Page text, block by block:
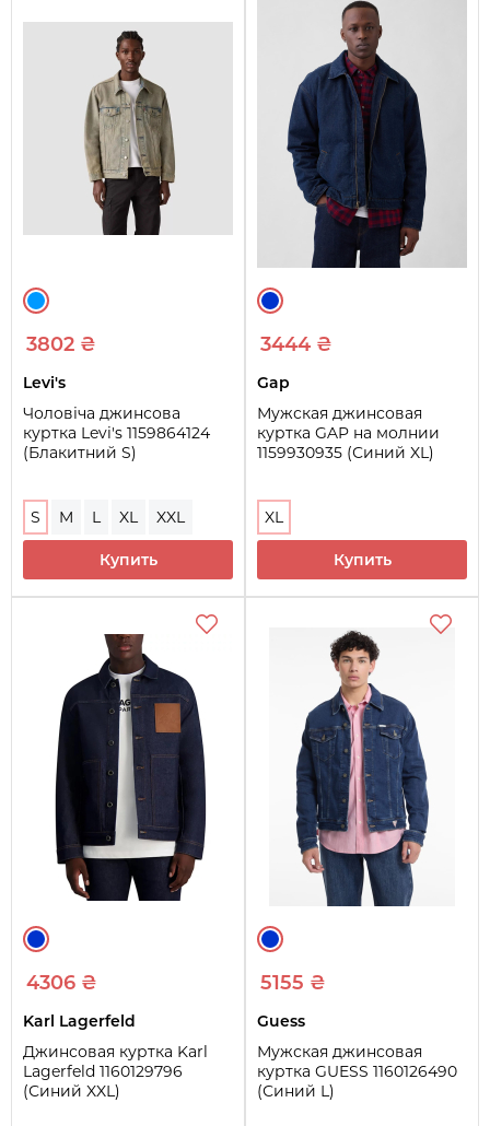
3802 ₴
Levi's
Чоловіча джинсова
куртка Levi's 1159864124
(Блакитний S)
S M L XL XXL
Купить
3444 ₴
Gap
Мужская джинсовая
куртка GAP на молнии
1159930935 (Синий XL)
XL
Купить
4306 ₴
Karl Lagerfeld
Джинсовая куртка Karl
Lagerfeld 1160129796
(Синий XXL)
5155 ₴
Guess
Мужская джинсовая
куртка GUESS 1160126490
(Синий L)